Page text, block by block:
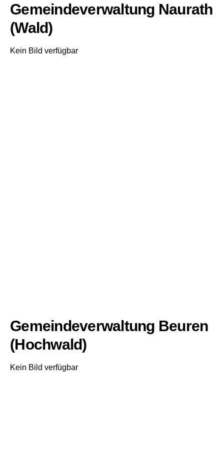
Gemeindeverwaltung Naurath
(Wald)
Kein Bild verfügbar
Gemeindeverwaltung Beuren
(Hochwald)
Kein Bild verfügbar